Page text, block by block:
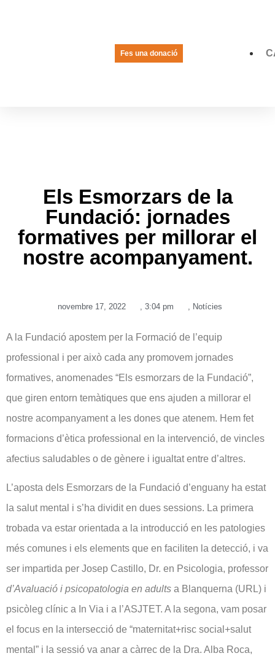
Fes una donació
Els Esmorzars de la
Fundació: jornades
formatives per millorar el
nostre acompanyament.
novembre 17, 2022 3:04 pm Notícies
A la Fundació apostem per la Formació de l’equip
professional i per això cada any promovem jornades
formatives, anomenades “Els esmorzars de la Fundació”,
que giren entorn temàtiques que ens ajuden a millorar el
nostre acompanyament a les dones que atenem. Hem fet
formacions d’ètica professional en la intervenció, de vincles
afectius saludables o de gènere i igualtat entre d’altres.
L’aposta dels Esmorzars de la Fundació d’enguany ha estat
la salut mental i s’ha dividit en dues sessions. La primera
trobada va estar orientada a la introducció en les patologies
més comunes i els elements que en faciliten la detecció, i va
ser impartida per Josep Castillo, Dr. en Psicologia, professor
d’Avaluació i psicopatologia en adults a Blanquerna (URL) i
psicòleg clínic a In Via i a l’ASJTET. A la segona, vam posar
el focus en la intersecció de “maternitat+risc social+salut
mental” i la sessió va anar a càrrec de la Dra. Alba Roca,